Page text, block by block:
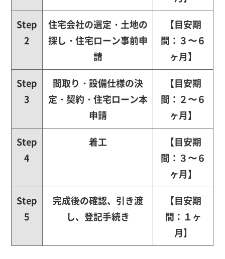
Step
2
住宅会社の選定・土地の
探し・ 住宅ローン事前申
請
【目安期
間：３〜６
ヶ月】
Step
3
間取り・設備仕様の決
定・ 契約・住宅ローン本
申請
【目安期
間：２〜６
ヶ月】
Step
4
着工
【目安期
間：３〜６
ヶ月】
Step
5
完成後の確認、引き渡
し、登記手続き
【目安期
間：１ヶ
月】